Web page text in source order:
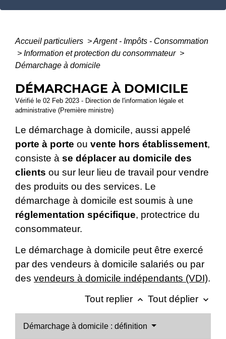
Accueil particuliers >Argent - Impôts - Consommation
> Information et protection du consommateur >
Démarchage à domicile
DÉMARCHAGE À DOMICILE
Vérifié le 02 Feb 2023 - Direction de l'information légale et
administrative (Première ministre)
Le démarchage à domicile, aussi appelé
porte à porte ou vente hors établissement,
consiste à se déplacer au domicile des
clients ou sur leur lieu de travail pour vendre
des produits ou des services. Le
démarchage à domicile est soumis à une
réglementation spécifique, protectrice du
consommateur.
Le démarchage à domicile peut être exercé
par des vendeurs à domicile salariés ou par
des vendeurs à domicile indépendants (VDI).
Tout replier keyboard_arrow_up Tout déplier keyboard_arrow_down
Démarchage à domicile : définition